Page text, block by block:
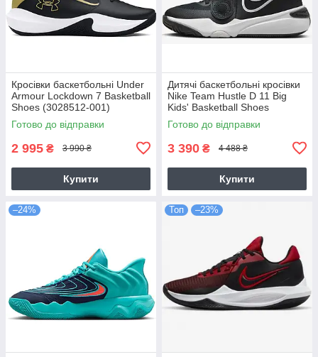
Кросівки баскетбольні Under
Armour Lockdown 7 Basketball
Shoes (3028512-001)
Готово до відправки
2 995 ₴ 3 990 ₴
Купити
Дитячі баскетбольні кросівки
Nike Team Hustle D 11 Big
Kids' Basketball Shoes
(DV8996-002)
Готово до відправки
3 390 ₴ 4 488 ₴
Купити
–24% Топ –23%